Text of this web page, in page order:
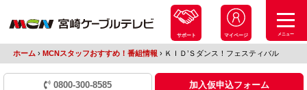
サポート マイページ メニュー
ホーム › MCNスタッフおすすめ！番組情報 ›ＫＩＤ’Ｓダンス！フェスティバル
0800-300-8585 加入仮申込フォーム